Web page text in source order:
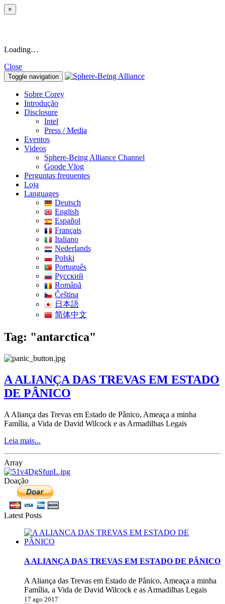
×
Loading…
Close
Toggle navigation
Sobre Corey
Introdução
Disclosure
Intel
Press / Media
Eventos
Videos
Sphere-Being Alliance Channel
Goode Vlog
Perguntas frequentes
Loja
Languages
Deutsch
English
Español
Français
Italiano
Nederlands
Polski
Português
Pусский
Română
Čeština
日本語
简体中文
Tag: "antarctica"
A ALIANÇA DAS TREVAS EM ESTADO
DE PÂNICO
A Aliança das Trevas em Estado de Pânico, Ameaça a minha
Família, a Vida de David Wilcock e as Armadilhas Legais
Leia mais...
Array
Doação
Latest Posts
A ALIANÇA DAS TREVAS EM ESTADO DE PÂNICO
A Aliança das Trevas em Estado de Pânico, Ameaça a minha
Família, a Vida de David Wilcock e as Armadilhas Legais
17 ago 2017